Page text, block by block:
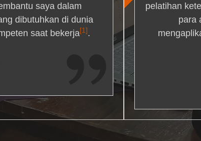
saya dalam
dibutuhkan di dunia
saat bekerja[1].
pelatihan
para